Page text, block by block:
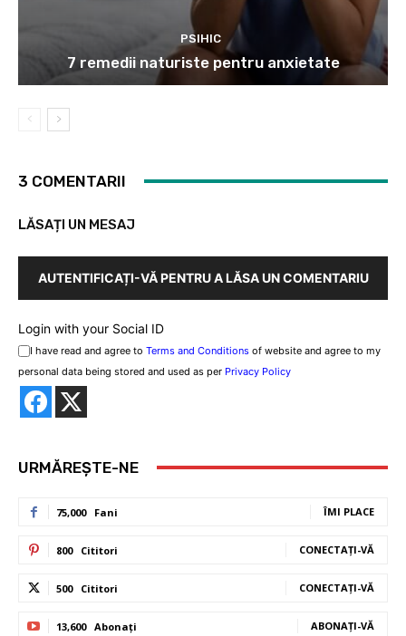
PSIHIC
7 remedii naturiste pentru anxietate
3 COMENTARII
LĂSAȚI UN MESAJ
AUTENTIFICAȚI-VĂ PENTRU A LĂSA UN COMENTARIU
Login with your Social ID
I have read and agree to Terms and Conditions of website and agree to my
personal data being stored and used as per Privacy Policy
URMĂREȘTE-NE
75,000 Fani ÎMI PLACE
800 Cititori CONECTAȚI-VĂ
500 Cititori CONECTAȚI-VĂ
13,600 Abonați ABONAȚI-VĂ